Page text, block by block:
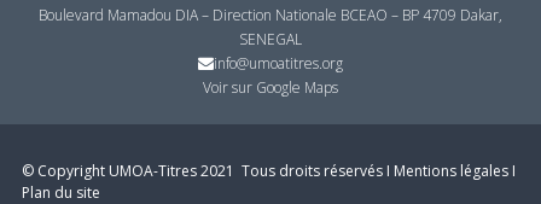
Boulevard Mamadou DIA – Direction Nationale BCEAO – BP 4709 Dakar,
SENEGAL
info@umoatitres.org
Voir sur Google Maps
© Copyright UMOA­-Titres 2021 ­ Tous droits réservés I Mentions légalesI
Plan du site